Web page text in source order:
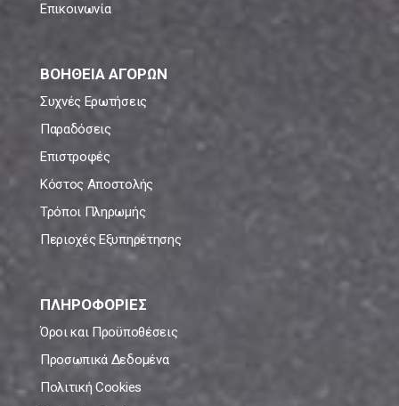
Επικοινωνία
ΒΟΗΘΕΙΑ ΑΓΟΡΩΝ
Συχνές Ερωτήσεις
Παραδόσεις
Επιστροφές
Κόστος Αποστολής
Τρόποι Πληρωμής
Περιοχές Εξυπηρέτησης
ΠΛΗΡΟΦΟΡΙΕΣ
Όροι και Προϋποθέσεις
Προσωπικά Δεδομένα
Πολιτική Cookies